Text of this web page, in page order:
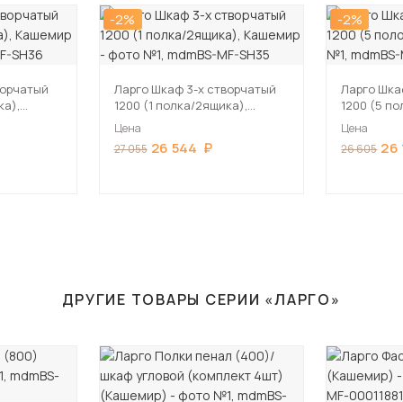
-2%
Ларго Шкаф 3-х створчатый
1200 (1 полка/2ящика),
Кашемир
Цена
27 055 26 544
-2%
Ларго
1200 (5
Цена
26 605 26
ДРУГИЕ ТОВАРЫ СЕРИИ «ЛАРГО»